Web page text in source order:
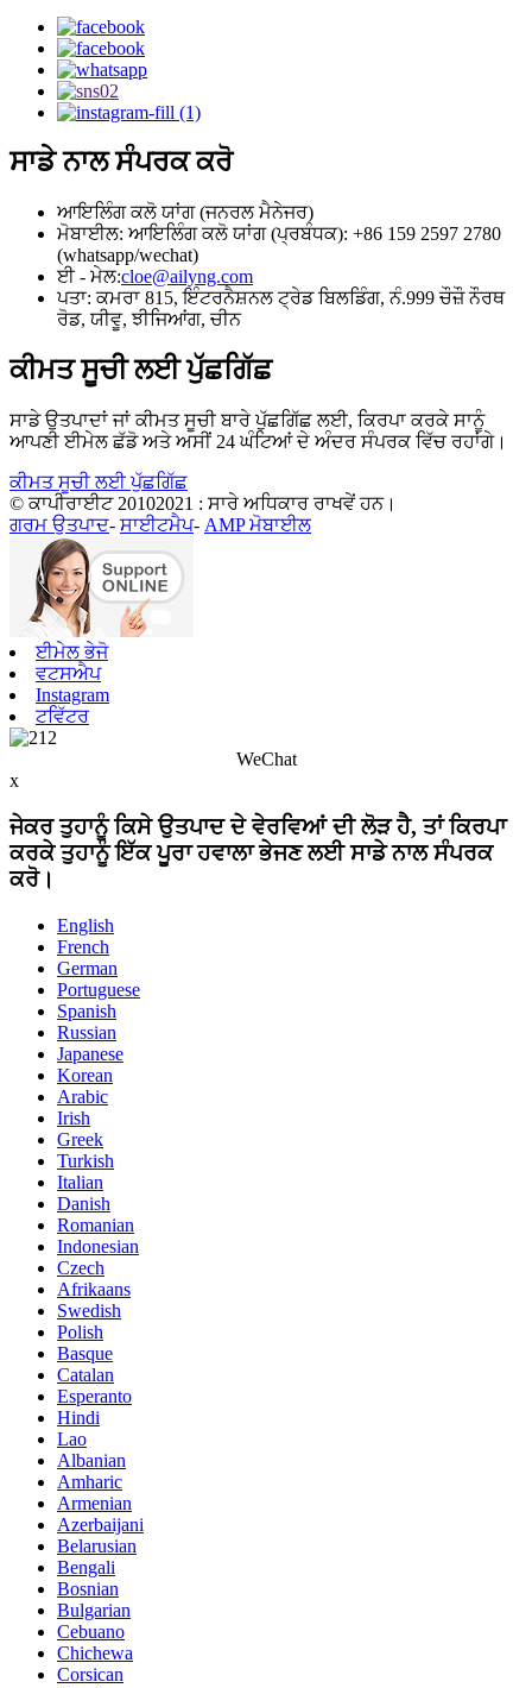
ਸਾਡੇ ਨਾਲ ਸੰਪਰਕ ਕਰੋ
ਆਇਲਿੰਗ ਕਲੋ ਯਾਂਗ (ਜਨਰਲ ਮੈਨੇਜਰ)
ਮੋਬਾਈਲ: ਆਇਲਿੰਗ ਕਲੋ ਯਾਂਗ (ਪ੍ਰਬੰਧਕ): +86 159 2597 2780
(whatsapp/wechat)
ਈ - ਮੇਲ:cloe@ailyng.com
ਪਤਾ: ਕਮਰਾ 815, ਇੰਟਰਨੈਸ਼ਨਲ ਟ੍ਰੇਡ ਬਿਲਡਿੰਗ, ਨੰ.999 ਚੌਜ਼ੌ ਨੌਰਥ
ਰੋਡ, ਯੀਵੂ, ਝੀਜਿਆਂਗ, ਚੀਨ
ਕੀਮਤ ਸੂਚੀ ਲਈ ਪੁੱਛਗਿੱਛ
ਸਾਡੇ ਉਤਪਾਦਾਂ ਜਾਂ ਕੀਮਤ ਸੂਚੀ ਬਾਰੇ ਪੁੱਛਗਿੱਛ ਲਈ, ਕਿਰਪਾ ਕਰਕੇ ਸਾਨੂੰ
ਆਪਣੀ ਈਮੇਲ ਛੱਡੋ ਅਤੇ ਅਸੀਂ 24 ਘੰਟਿਆਂ ਦੇ ਅੰਦਰ ਸੰਪਰਕ ਵਿੱਚ ਰਹਾਂਗੇ।
ਕੀਮਤ ਸੂਚੀ ਲਈ ਪੁੱਛਗਿੱਛ
© ਕਾਪੀਰਾਈਟ 20102021 : ਸਾਰੇ ਅਧਿਕਾਰ ਰਾਖਵੇਂ ਹਨ।
ਗਰਮ ਉਤਪਾਦ- ਸਾਈਟਮੈਪ- AMP ਮੋਬਾਈਲ
ਈਮੇਲ ਭੇਜੋ
ਵਟਸਐਪ
Instagram
ਟਵਿੱਟਰ
WeChat
x
ਜੇਕਰ ਤੁਹਾਨੂੰ ਕਿਸੇ ਉਤਪਾਦ ਦੇ ਵੇਰਵਿਆਂ ਦੀ ਲੋੜ ਹੈ, ਤਾਂ ਕਿਰਪਾ
ਕਰਕੇ ਤੁਹਾਨੂੰ ਇੱਕ ਪੂਰਾ ਹਵਾਲਾ ਭੇਜਣ ਲਈ ਸਾਡੇ ਨਾਲ ਸੰਪਰਕ
ਕਰੋ।
English
French
German
Portuguese
Spanish
Russian
Japanese
Korean
Arabic
Irish
Greek
Turkish
Italian
Danish
Romanian
Indonesian
Czech
Afrikaans
Swedish
Polish
Basque
Catalan
Esperanto
Hindi
Lao
Albanian
Amharic
Armenian
Azerbaijani
Belarusian
Bengali
Bosnian
Bulgarian
Cebuano
Chichewa
Corsican